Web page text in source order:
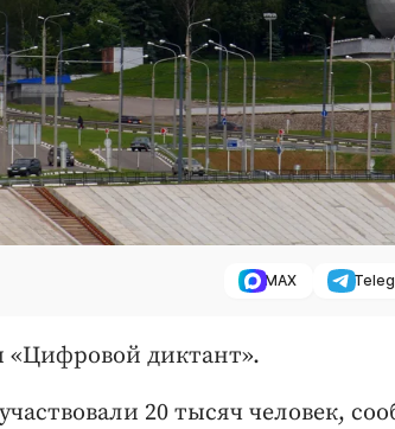
MAX
«Цифровой диктант».
20 тысяч человек,